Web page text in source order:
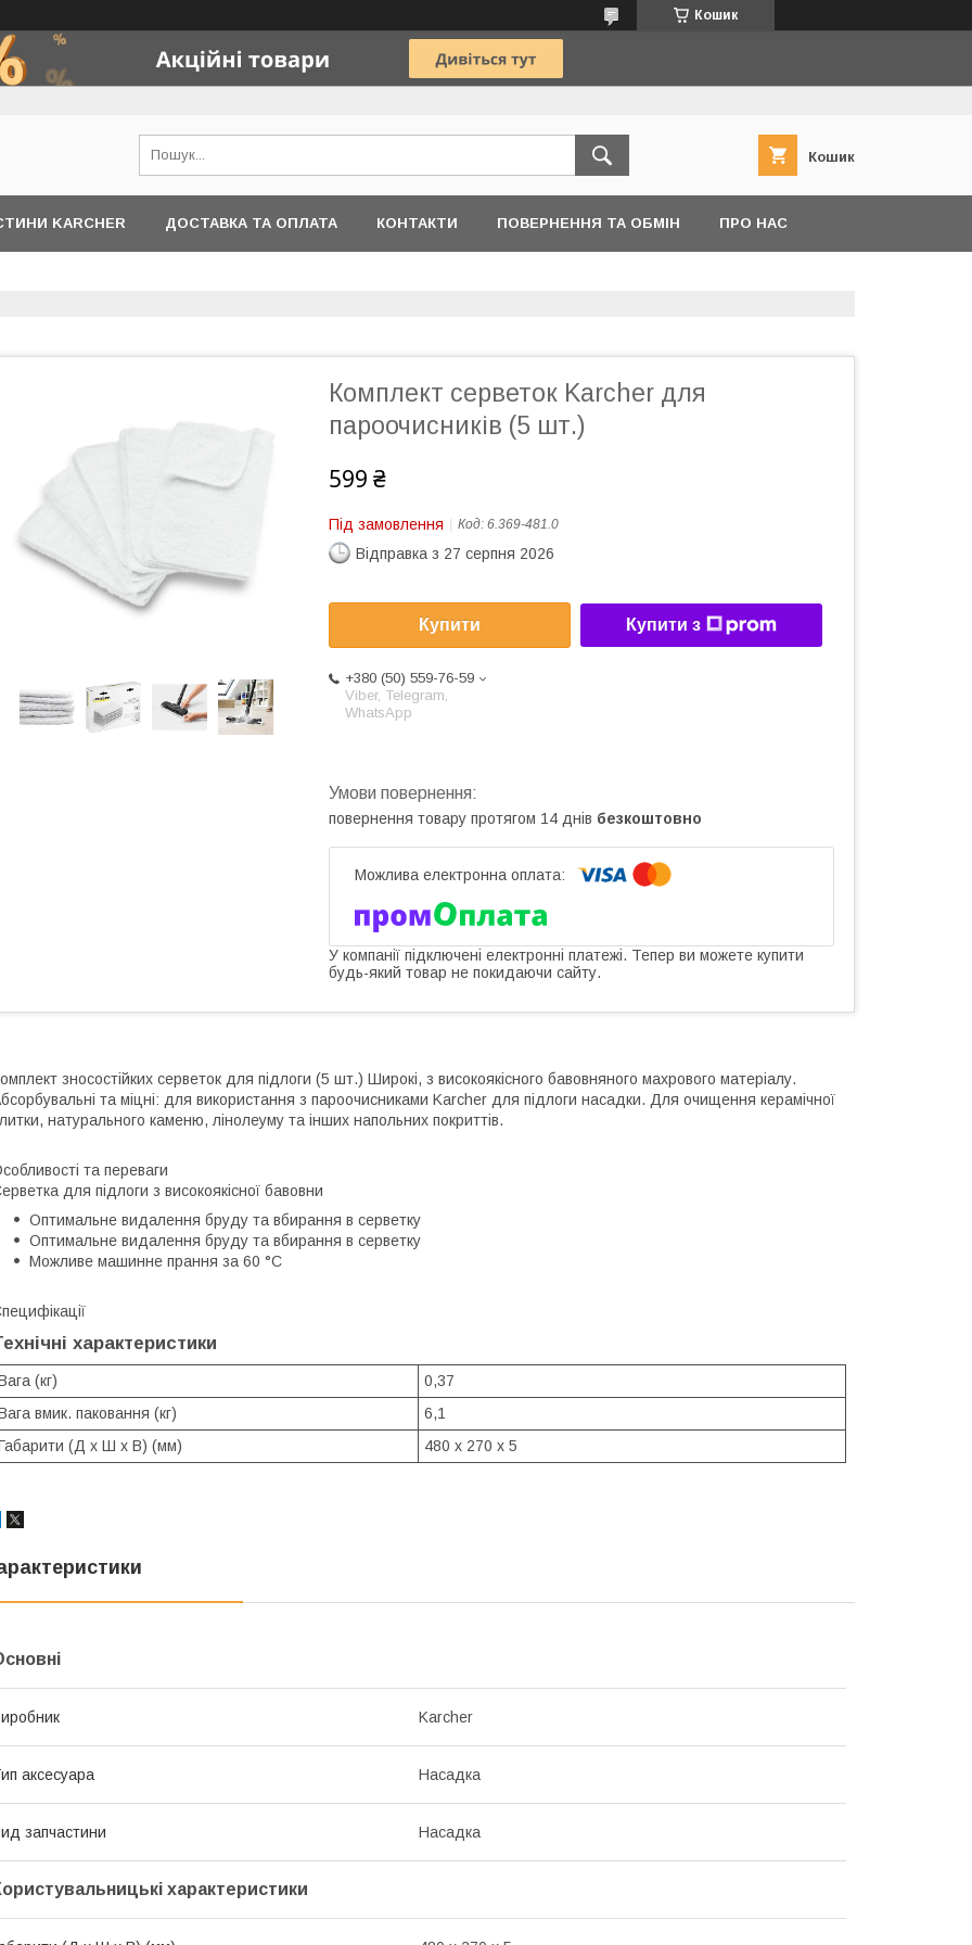
Кошик
Кошик
KARCHER ДОСТАВКА ТА ОПЛАТА КОНТАКТИ ПОВЕРНЕННЯ ТА ОБМІН ПРО НАС
Комплект серветок Karcher для
пароочисників (5 шт.)
599 ₴
Під замовлення Код: 6.369-481.0
Відправка з 27 серпня 2026
Купити Купити з
+380 (50) 559-76-59
Viber, Telegram,
WhatsApp
повернення товару протягом 14 днів безкоштовно
У компанії підключені електронні платежі. Тепер ви можете купити
будь-який товар не покидаючи сайту.
зносостійких серветок для підлоги (5 шт.) Широкі, з високоякісного бавовняного махрового матеріалу.
та міцні: для використання з пароочисниками Karcher для підлоги насадки. Для очищення керамічної
натурального каменю, лінолеуму та інших напольних покриттів.
та переваги
для підлоги з високоякісної бавовни
Оптимальне видалення бруду та вбирання в серветку
Оптимальне видалення бруду та вбирання в серветку
Можливе машинне прання за 60 °C
характеристики
(кг)
0,37
вмик. паковання (кг)
6,1
(Д x Ш x В) (мм)
480 x 270 x 5
Karcher
аксесуара Насадка
запчастини Насадка
характеристики